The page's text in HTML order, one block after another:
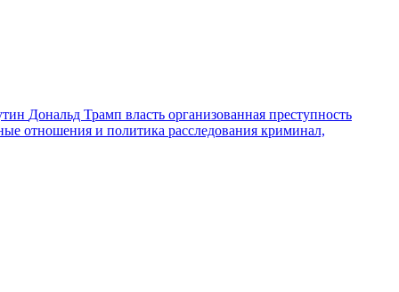
Дональд Трамп власть организованная преступность
отношения и политика расследования криминал,